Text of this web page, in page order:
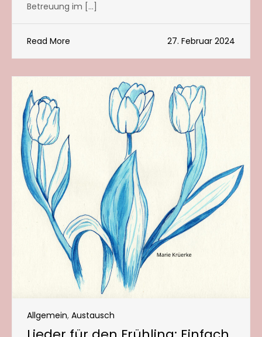
Betreuung im […]
Read More 27. Februar 2024
Allgemein, Austausch